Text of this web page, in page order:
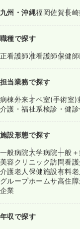
九州・沖縄福岡佐賀長崎
職種で探す
正看護師准看護師保健師
担当業務で探す
病棟外来オペ室(手術室)
介護・福祉系検診・健診
施設形態で探す
一般病院大学病院一般
美容クリニック訪問看護
介護老人保健施設有料
グループホームサ高住
企業
年収で探す